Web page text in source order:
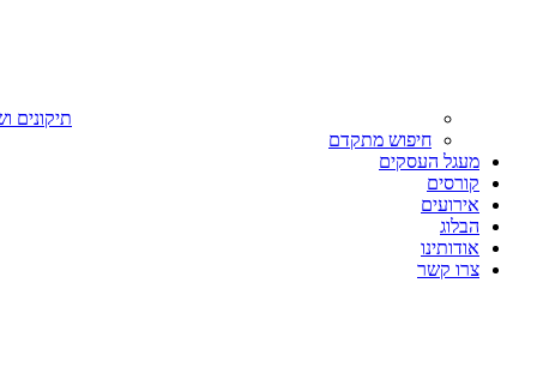
תיקונים
חיפוש מתקדם
מעגל העסקים
קורסים
אירועים
הבלוג
אודותינו
צרו קשר